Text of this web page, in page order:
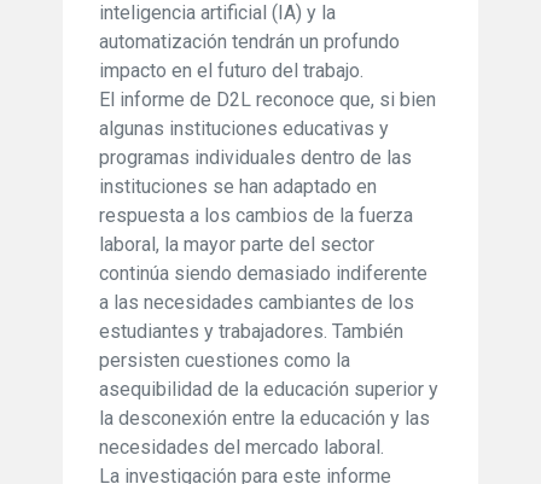
inteligencia artificial (IA) y la
automatización tendrán un profundo
impacto en el futuro del trabajo.
El informe de D2L reconoce que, si bien
algunas instituciones educativas y
programas individuales dentro de las
instituciones se han adaptado en
respuesta a los cambios de la fuerza
laboral, la mayor parte del sector
continúa siendo demasiado indiferente
a las necesidades cambiantes de los
estudiantes y trabajadores. También
persisten cuestiones como la
asequibilidad de la educación superior y
la desconexión entre la educación y las
necesidades del mercado laboral.
La investigación para este informe